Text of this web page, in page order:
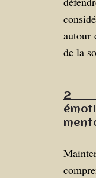
autour
de la
2 :